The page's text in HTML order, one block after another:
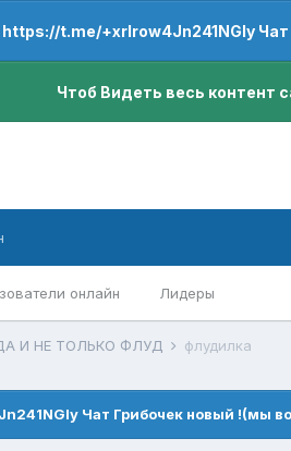
t.me/+xrIrow4Jn241NGIy
Чтоб Видеть весь контент
онлайн Лидеры
И НЕ ТОЛЬКО ФЛУД флудилка
Чат Грибочек новый !(мы